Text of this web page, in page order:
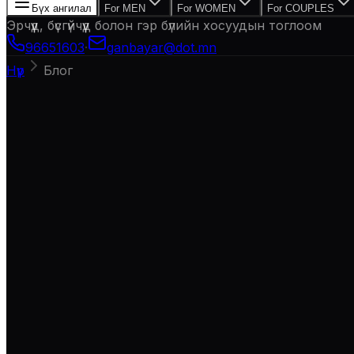
Бүх ангилал For MEN For WOMEN For COUPLES
Эрчүүд, бүсгүйчүүд болон гэр бүлийн хосуудын тоглоом
96651603·
ganbayar@dot.mn
Нүүр
Блог